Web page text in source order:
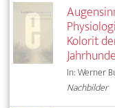
Kolorit
In: Werner
Nachbilder